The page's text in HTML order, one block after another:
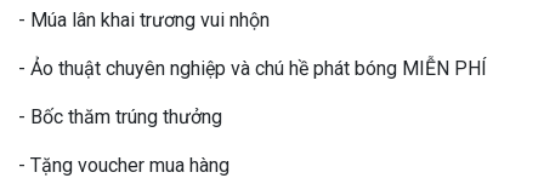
- Múa lân khai trương vui nhộn
- Ảo thuật chuyên nghiệp và chú hề phát bóng MIỄN PHÍ
- Bốc thăm trúng thưởng
- Tặng voucher mua hàng